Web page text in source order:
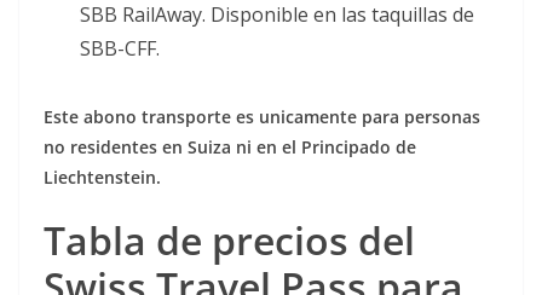
SBB RailAway. Disponible en las taquillas de
SBB-CFF.
Este abono transporte es unicamente para personas
no residentes en Suiza ni en el Principado de
Liechtenstein.
Tabla de precios del